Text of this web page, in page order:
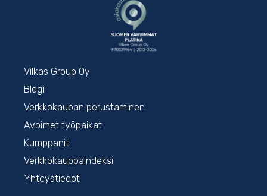
Vilkas Group Oy
Blogi
Verkkokaupan perustaminen
Avoimet työpaikat
Kumppanit
Verkkokauppaindeksi
Yhteystiedot